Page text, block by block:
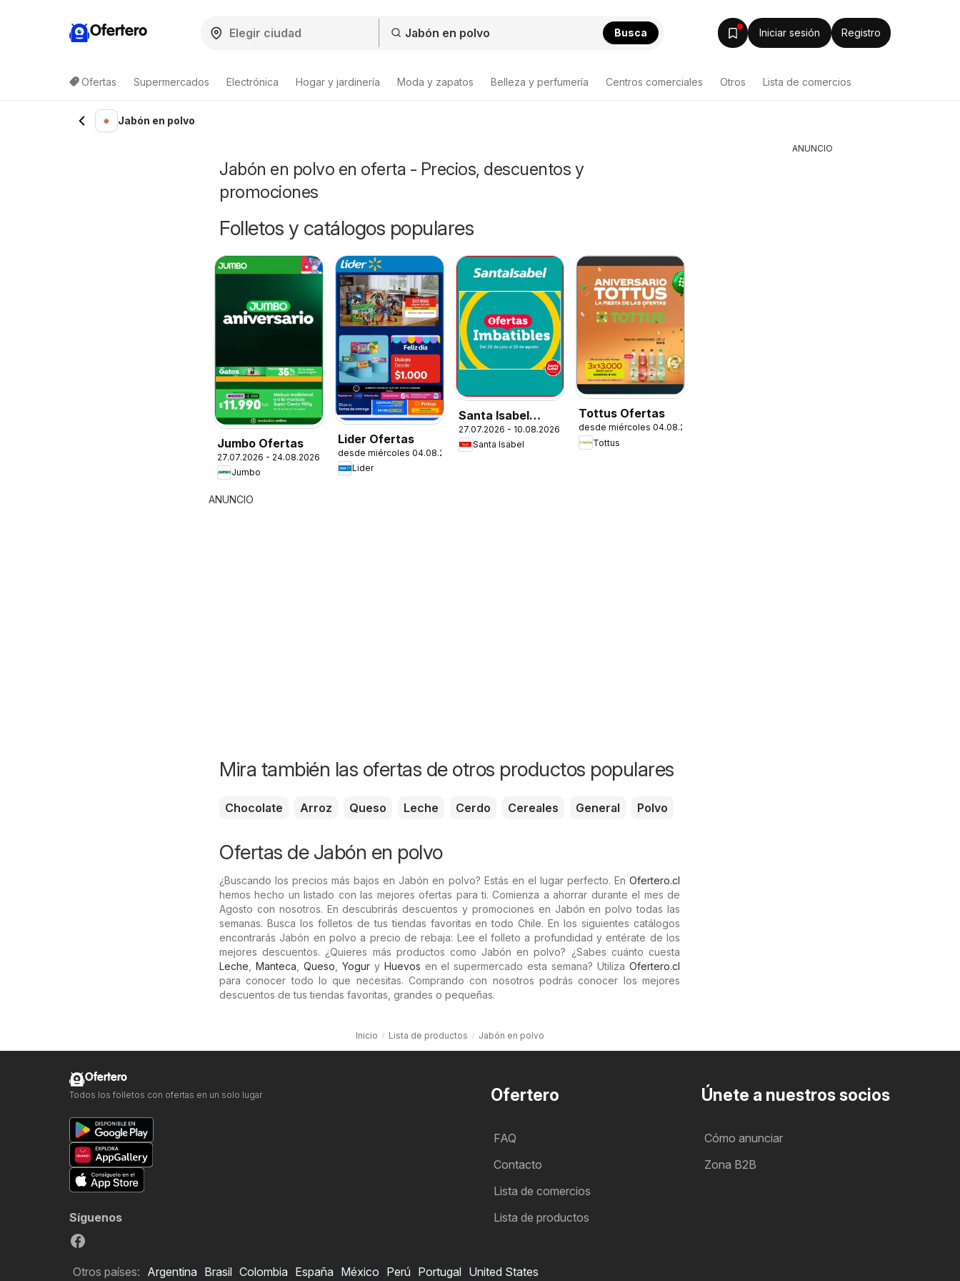
Ofertero Busca Iniciar sesión Registro
Ofertas Supermercados Electrónica Hogar y jardinería Moda y zapatos Belleza y perfumería Centros comerciales Otros Lista de comercios
Lista de productosJabón en polvo
Jabón en polvo en oferta - Precios, descuentos y
promociones
Folletos y catálogos populares
Jumbo Ofertas
27.07.2026 - 24.08.2026
Jumbo
Lider Ofertas
desde miércoles 04.08.2026
Lider
Santa Isabel
Ofertas
27.07.2026 - 10.08.2026
Santa Isabel
Tottus Ofertas
desde miércoles 04.08.2026
Tottus
ANUNCIO
Mira también las ofertas de otros productos populares
Chocolate Arroz Queso Leche Cerdo Cereales General Polvo
Ofertas de Jabón en polvo
¿Buscando los precios más bajos en Jabón en polvo? Estás en el lugar perfecto. En Ofertero.cl
hemos hecho un listado con las mejores ofertas para ti. Comienza a ahorrar durante el mes de
Agosto con nosotros. En descubrirás descuentos y promociones en Jabón en polvo todas las
semanas. Busca los folletos de tus tiendas favoritas en todo Chile. En los siguientes catálogos
encontrarás Jabón en polvo a precio de rebaja: Lee el folleto a profundidad y entérate de los
mejores descuentos. ¿Quieres más productos como Jabón en polvo? ¿Sabes cuánto cuesta
Leche
Manteca Queso Yogury Huevos en el supermercado esta semana? UtilizaOfertero.cl
para conocer todo lo que necesitas. Comprando con nosotros podrás conocer los mejores
descuentos de tus tiendas favoritas, grandes o pequeñas.
Inicio Lista de productos Jabón en polvo
ANUNCIO
Ofertero
FAQ
Contacto
Lista de comercios
Lista de productos
Únete a nuestros socios
Cómo anunciar
Zona B2B
Ofertero
Todos los folletos con ofertas en un solo lugar
Síguenos
Otros países: Argentina Brasil Colombia España México Perú Portugal United States